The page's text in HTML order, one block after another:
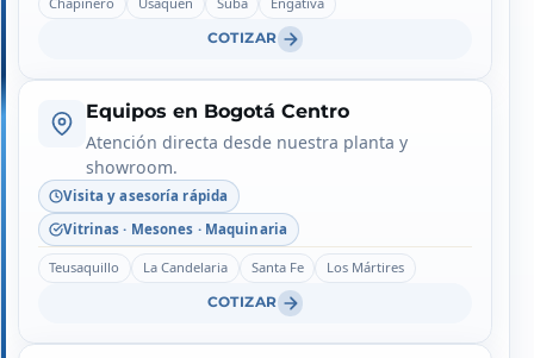
COTIZAR
Equipos en Bogotá Centro
Atención directa desde nuestra planta y
showroom.
Visita y asesoría rápida
Vitrinas · Mesones · Maquinaria
Teusaquillo La Candelaria Santa Fe Los Mártires
COTIZAR